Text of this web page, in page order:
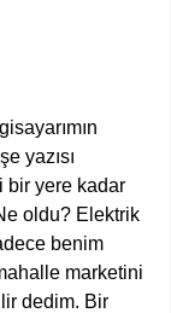
yazısı
bir yere kadar
oldu? Elektrik
benim
marketini
dedim. Bir